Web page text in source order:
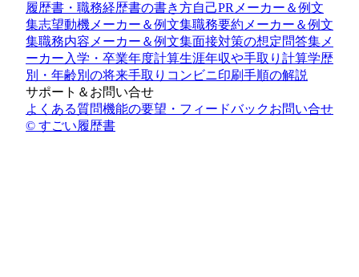
履歴書・職務経歴書の書き方自己PRメーカー＆例文
集志望動機メーカー＆例文集職務要約メーカー＆例文
集職務内容メーカー＆例文集面接対策の想定問答集メ
ーカー 入学・卒業年度計算生涯年収や手取り計算学歴
別・年齢別の将来手取り コンビニ印刷手順の解説
サポート＆お問い合せ
よくある質問機能の要望・フィードバックお問い合せ
© すごい履歴書